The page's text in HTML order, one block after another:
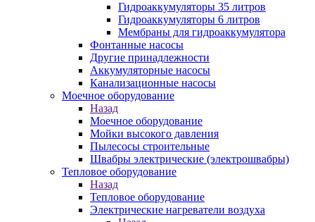
Гидроаккумуляторы 35 литров
Гидроаккумуляторы 6 литров
Мембраны для гидроаккумулятора
Фонтанные насосы
Другие принадлежности
Аккумуляторные насосы
Канализационные насосы
Моечное оборудование
Назад
Моечное оборудование
Мойки высокого давления
Пылесосы строительные
Швабры электрические (электрошвабры)
Тепловое оборудование
Назад
Тепловое оборудование
Электрические нагреватели воздуха